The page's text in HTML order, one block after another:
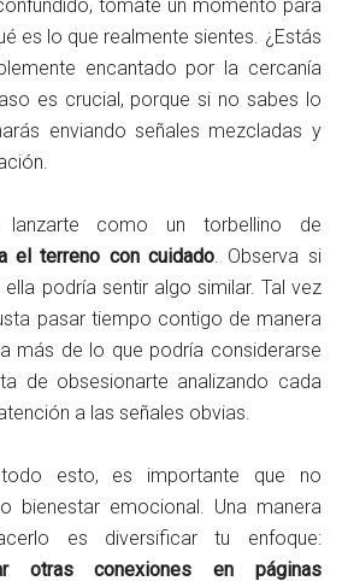
tómate un momento para
es lo que realmente sientes. ¿Estás
encantado por la cercanía
es crucial, porque si no sabes lo
enviando señales mezcladas y
como un torbellino de
el terreno con cuidado. Observa si
podría sentir algo similar. Tal vez
pasar tiempo contigo de manera
más de lo que podría considerarse
de obsesionarte analizando cada
a las señales obvias.
todo esto, es importante que no
bienestar emocional. Una manera
es diversificar tu enfoque:
otras conexiones en páginas